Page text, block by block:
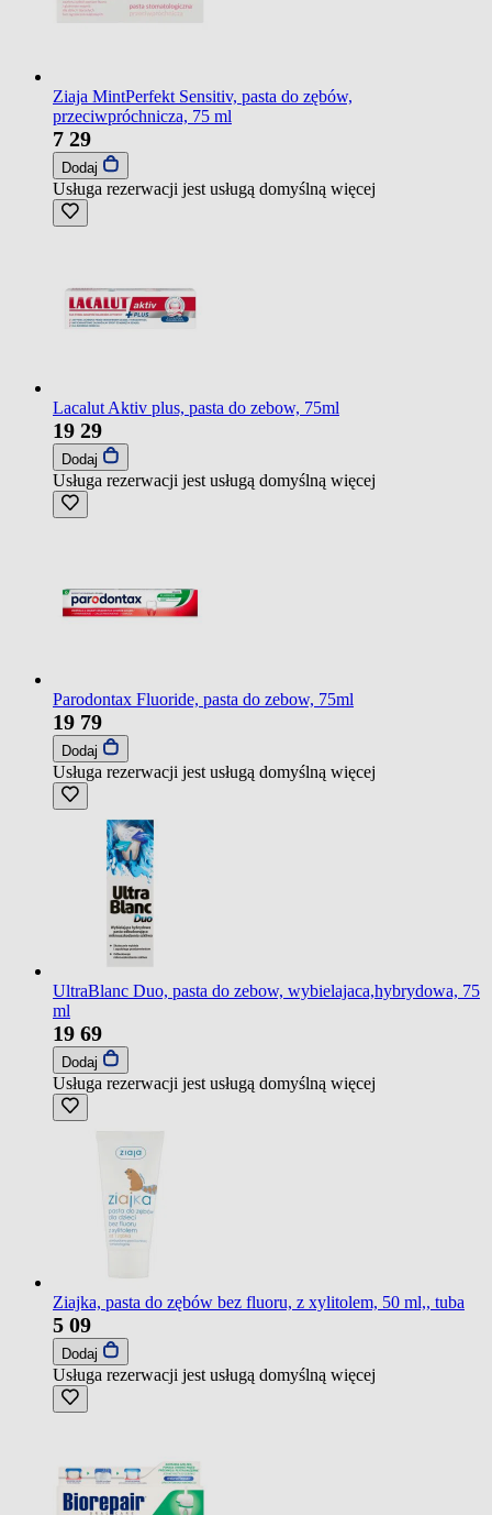
Ziaja MintPerfekt Sensitiv, pasta do zębów,
przeciwpróchnicza, 75 ml
7 29
Dodaj
Usługa rezerwacji jest usługą domyślną więcej
Lacalut Aktiv plus, pasta do zebow, 75ml
19 29
Dodaj
Usługa rezerwacji jest usługą domyślną więcej
Parodontax Fluoride, pasta do zebow, 75ml
19 79
Dodaj
Usługa rezerwacji jest usługą domyślną więcej
UltraBlanc Duo, pasta do zebow, wybielajaca,hybrydowa, 75
ml
19 69
Dodaj
Usługa rezerwacji jest usługą domyślną więcej
Ziajka, pasta do zębów bez fluoru, z xylitolem, 50 ml,, tuba
5 09
Dodaj
Usługa rezerwacji jest usługą domyślną więcej